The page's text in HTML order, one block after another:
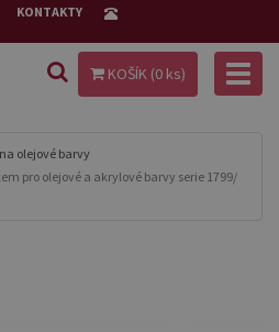
KONTAKTY
KOŠÍK (0 ks)
olejové barvy
pro olejové a akrylové barvy serie 1799/